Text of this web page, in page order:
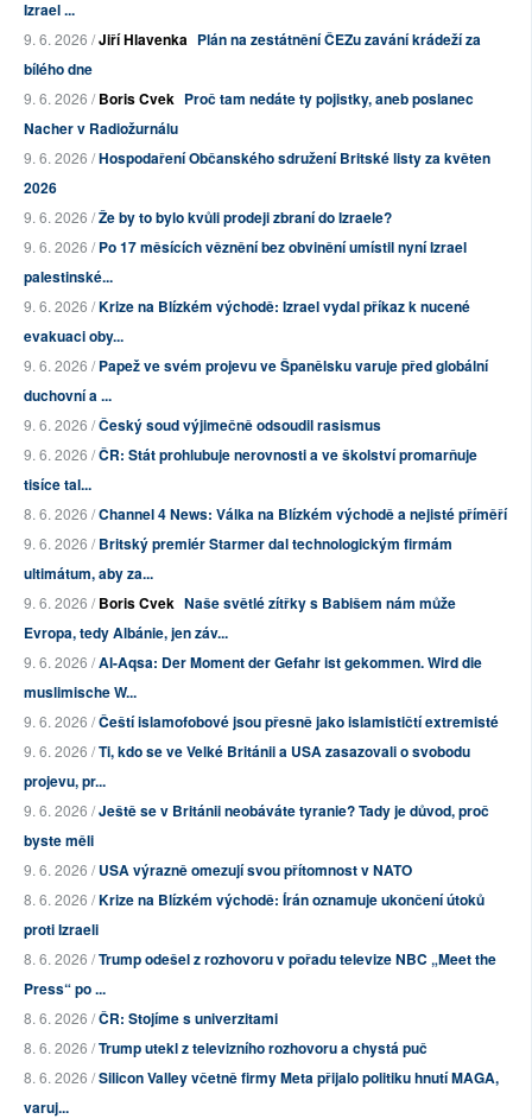
Izrael ...
9. 6. 2026 /Jiří Hlavenka Plán na zestátnění ČEZu zavání krádeží za
bílého dne
9. 6. 2026 /Boris Cvek Proč tam nedáte ty pojistky, aneb poslanec
Nacher v Radiožurnálu
9. 6. 2026 /Hospodaření Občanského sdružení Britské listy za květen
2026
9. 6. 2026 /Že by to bylo kvůli prodeji zbraní do Izraele?
9. 6. 2026 /Po 17 měsících věznění bez obvinění umístil nyní Izrael
palestinské...
9. 6. 2026 /Krize na Blízkém východě: Izrael vydal příkaz k nucené
evakuaci oby...
9. 6. 2026 /Papež ve svém projevu ve Španělsku varuje před globální
duchovní a ...
9. 6. 2026 /Český soud výjimečně odsoudil rasismus
9. 6. 2026 /ČR: Stát prohlubuje nerovnosti a ve školství promarňuje
tisíce tal...
8. 6. 2026 /Channel 4 News: Válka na Blízkém východě a nejisté příměří
9. 6. 2026 /Britský premiér Starmer dal technologickým firmám
ultimátum, aby za...
9. 6. 2026 /Boris Cvek Naše světlé zítřky s Babišem nám může
Evropa, tedy Albánie, jen záv...
9. 6. 2026 /Al-Aqsa: Der Moment der Gefahr ist gekommen. Wird die
muslimische W...
9. 6. 2026 /Čeští islamofobové jsou přesně jako islamističtí extremisté
9. 6. 2026 /Ti, kdo se ve Velké Británii a USA zasazovali o svobodu
projevu, pr...
9. 6. 2026 /Ještě se v Británii neobáváte tyranie? Tady je důvod, proč
byste měli
9. 6. 2026 /USA výrazně omezují svou přítomnost v NATO
8. 6. 2026 /Krize na Blízkém východě: Írán oznamuje ukončení útoků
proti Izraeli
8. 6. 2026 /Trump odešel z rozhovoru v pořadu televize NBC „Meet the
Press“ po ...
8. 6. 2026 /ČR: Stojíme s univerzitami
8. 6. 2026 /Trump utekl z televizního rozhovoru a chystá puč
8. 6. 2026 /Silicon Valley včetně firmy Meta přijalo politiku hnutí MAGA,
varuj...